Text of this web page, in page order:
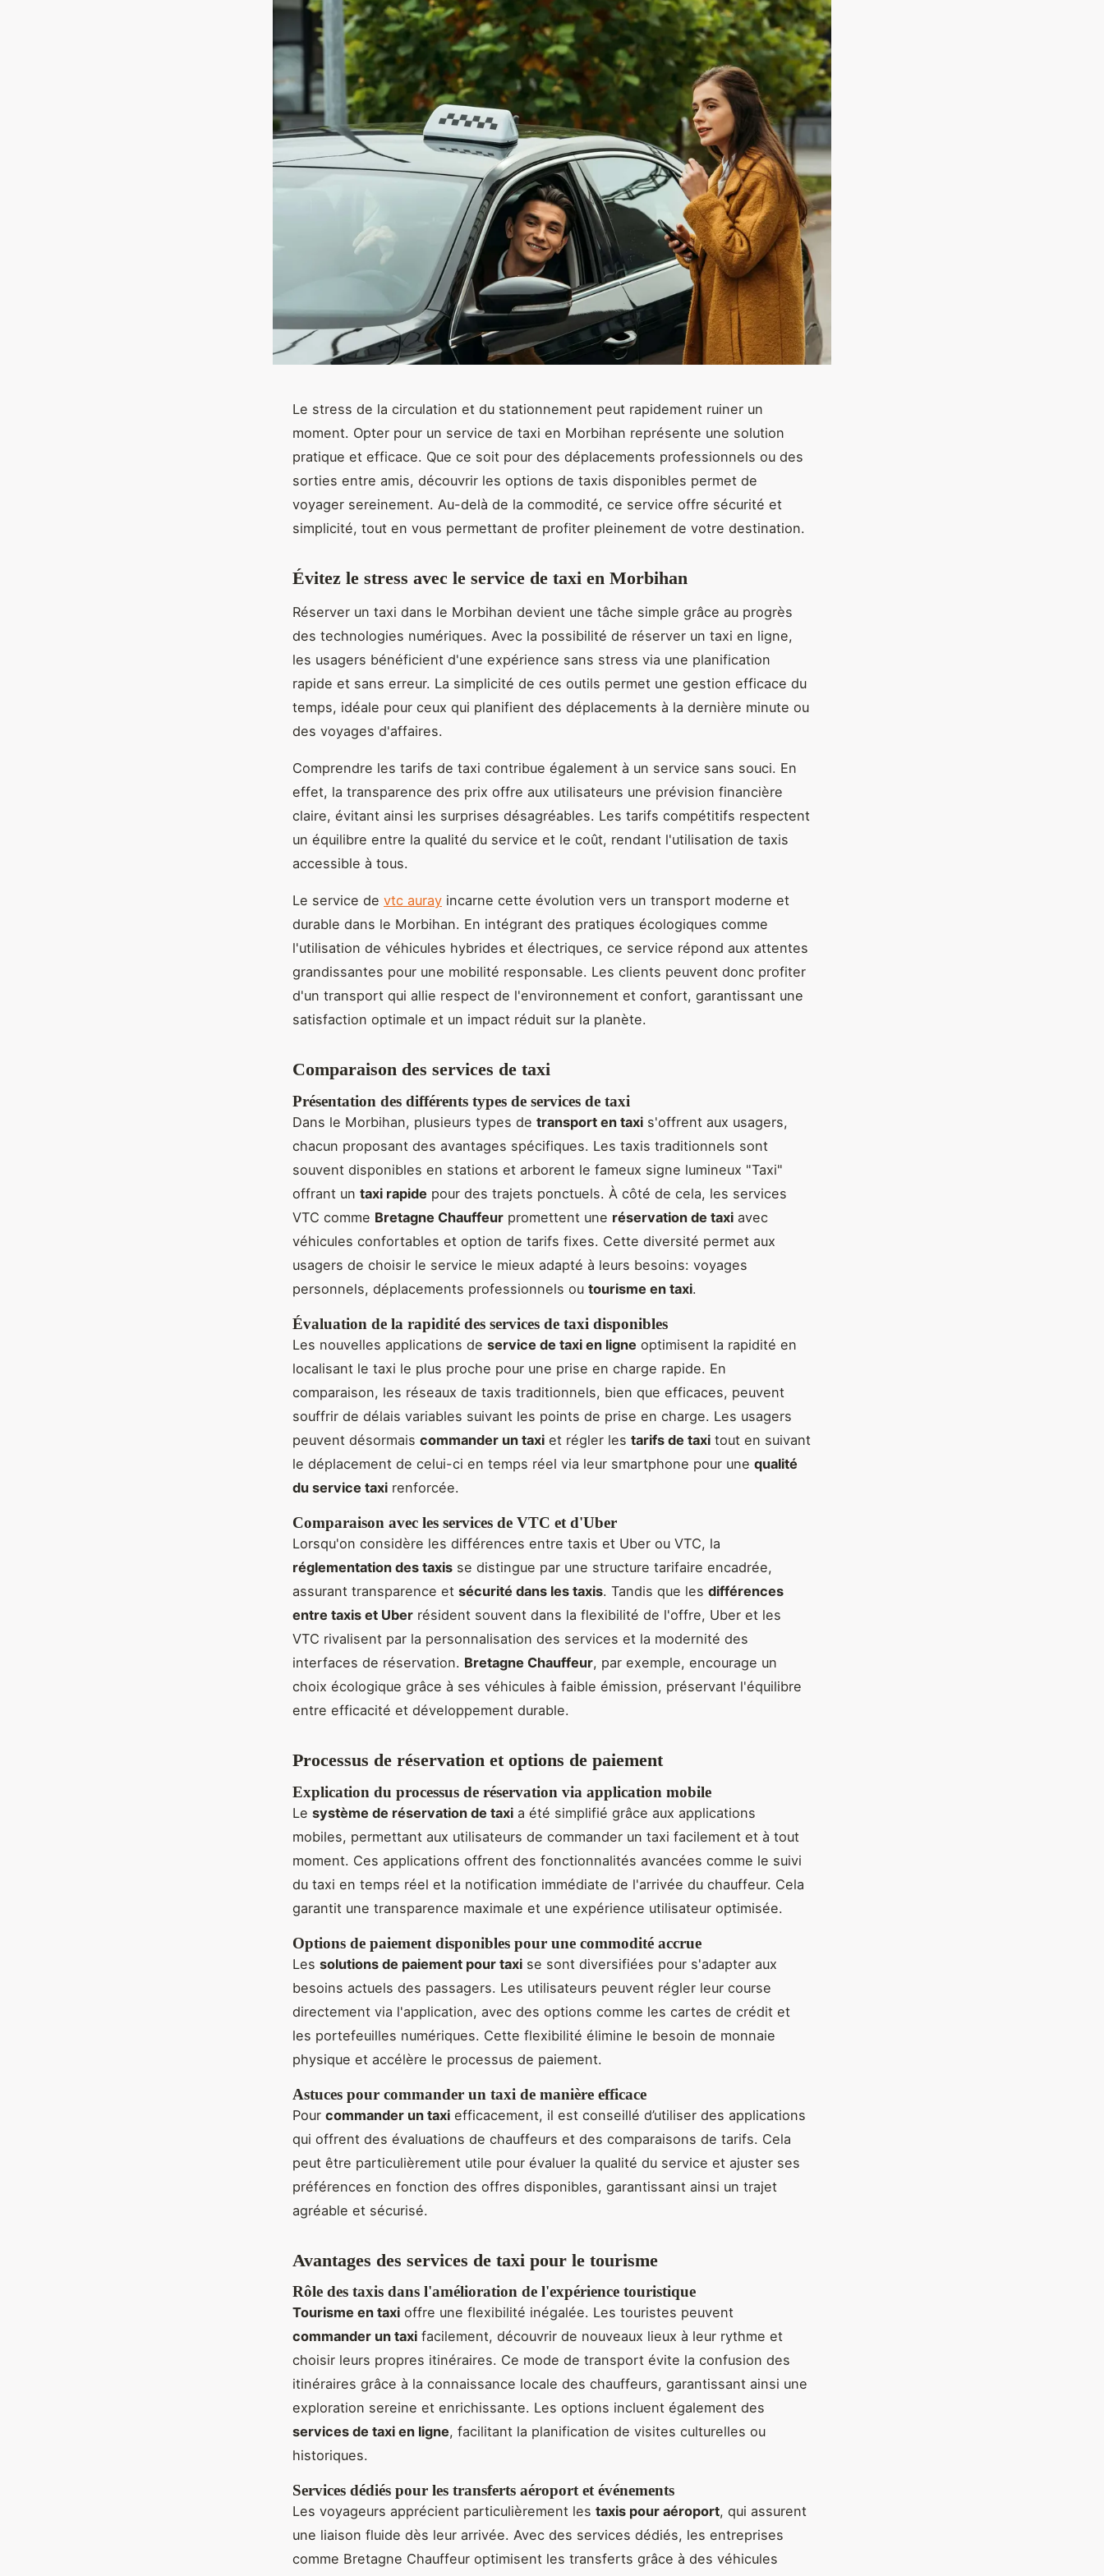
Le stress de la circulation et du stationnement peut rapidement ruiner un
moment. Opter pour un service de taxi en Morbihan représente une solution
pratique et efficace. Que ce soit pour des déplacements professionnels ou des
sorties entre amis, découvrir les options de taxis disponibles permet de
voyager sereinement. Au-delà de la commodité, ce service offre sécurité et
simplicité, tout en vous permettant de profiter pleinement de votre destination.
Évitez le stress avec le service de taxi en Morbihan
Réserver un taxi dans le Morbihan devient une tâche simple grâce au progrès
des technologies numériques. Avec la possibilité de réserver un taxi en ligne,
les usagers bénéficient d'une expérience sans stress via une planification
rapide et sans erreur. La simplicité de ces outils permet une gestion efficace du
temps, idéale pour ceux qui planifient des déplacements à la dernière minute ou
des voyages d'affaires.
Comprendre les tarifs de taxi contribue également à un service sans souci. En
effet, la transparence des prix offre aux utilisateurs une prévision financière
claire, évitant ainsi les surprises désagréables. Les tarifs compétitifs respectent
un équilibre entre la qualité du service et le coût, rendant l'utilisation de taxis
accessible à tous.
Le service de vtc auray incarne cette évolution vers un transport moderne et
durable dans le Morbihan. En intégrant des pratiques écologiques comme
l'utilisation de véhicules hybrides et électriques, ce service répond aux attentes
grandissantes pour une mobilité responsable. Les clients peuvent donc profiter
d'un transport qui allie respect de l'environnement et confort, garantissant une
satisfaction optimale et un impact réduit sur la planète.
Comparaison des services de taxi
Présentation des différents types de services de taxi
Dans le Morbihan, plusieurs types de transport en taxi s'offrent aux usagers,
chacun proposant des avantages spécifiques. Les taxis traditionnels sont
souvent disponibles en stations et arborent le fameux signe lumineux "Taxi"
offrant un taxi rapide pour des trajets ponctuels. À côté de cela, les services
VTC comme Bretagne Chauffeur promettent une réservation de taxi avec
véhicules confortables et option de tarifs fixes. Cette diversité permet aux
usagers de choisir le service le mieux adapté à leurs besoins: voyages
personnels, déplacements professionnels ou tourisme en taxi.
Évaluation de la rapidité des services de taxi disponibles
Les nouvelles applications de service de taxi en ligne optimisent la rapidité en
localisant le taxi le plus proche pour une prise en charge rapide. En
comparaison, les réseaux de taxis traditionnels, bien que efficaces, peuvent
souffrir de délais variables suivant les points de prise en charge. Les usagers
peuvent désormais commander un taxi et régler les tarifs de taxi tout en suivant
le déplacement de celui-ci en temps réel via leur smartphone pour une qualité
du service taxi renforcée.
Comparaison avec les services de VTC et d'Uber
Lorsqu'on considère les différences entre taxis et Uber ou VTC, la
réglementation des taxis se distingue par une structure tarifaire encadrée,
assurant transparence et sécurité dans les taxis. Tandis que les différences
entre taxis et Uber résident souvent dans la flexibilité de l'offre, Uber et les
VTC rivalisent par la personnalisation des services et la modernité des
interfaces de réservation. Bretagne Chauffeur, par exemple, encourage un
choix écologique grâce à ses véhicules à faible émission, préservant l'équilibre
entre efficacité et développement durable.
Processus de réservation et options de paiement
Explication du processus de réservation via application mobile
Le système de réservation de taxi a été simplifié grâce aux applications
mobiles, permettant aux utilisateurs de commander un taxi facilement et à tout
moment. Ces applications offrent des fonctionnalités avancées comme le suivi
du taxi en temps réel et la notification immédiate de l'arrivée du chauffeur. Cela
garantit une transparence maximale et une expérience utilisateur optimisée.
Options de paiement disponibles pour une commodité accrue
Les solutions de paiement pour taxi se sont diversifiées pour s'adapter aux
besoins actuels des passagers. Les utilisateurs peuvent régler leur course
directement via l'application, avec des options comme les cartes de crédit et
les portefeuilles numériques. Cette flexibilité élimine le besoin de monnaie
physique et accélère le processus de paiement.
Astuces pour commander un taxi de manière efficace
Pour commander un taxi efficacement, il est conseillé d’utiliser des applications
qui offrent des évaluations de chauffeurs et des comparaisons de tarifs. Cela
peut être particulièrement utile pour évaluer la qualité du service et ajuster ses
préférences en fonction des offres disponibles, garantissant ainsi un trajet
agréable et sécurisé.
Avantages des services de taxi pour le tourisme
Rôle des taxis dans l'amélioration de l'expérience touristique
Tourisme en taxi offre une flexibilité inégalée. Les touristes peuvent
commander un taxi facilement, découvrir de nouveaux lieux à leur rythme et
choisir leurs propres itinéraires. Ce mode de transport évite la confusion des
itinéraires grâce à la connaissance locale des chauffeurs, garantissant ainsi une
exploration sereine et enrichissante. Les options incluent également des
services de taxi en ligne, facilitant la planification de visites culturelles ou
historiques.
Services dédiés pour les transferts aéroport et événements
Les voyageurs apprécient particulièrement les taxis pour aéroport, qui assurent
une liaison fluide dès leur arrivée. Avec des services dédiés, les entreprises
comme Bretagne Chauffeur optimisent les transferts grâce à des véhicules